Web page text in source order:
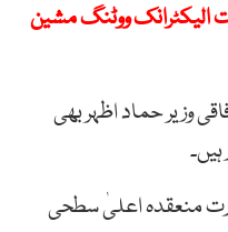
الیکٹرانک ووٹنگ مشین
وزیر حماد اظہر بھی
منعقدہ اعلیٰ سطحی